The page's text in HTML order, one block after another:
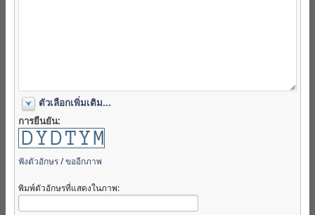
ตัวเลือกเพิ่มเติม...
การยืนยัน:
ฟังตัวอักษร/ขออีกภาพ
พิมพ์ตัวอักษรที่แสดงในภาพ: